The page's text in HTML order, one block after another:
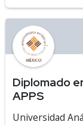
Diplomado
APPS
Universidad